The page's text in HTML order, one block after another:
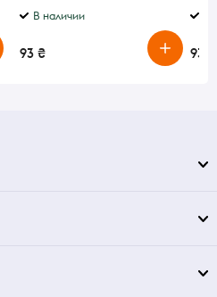
В наличии
93 ₴ 93 ₴